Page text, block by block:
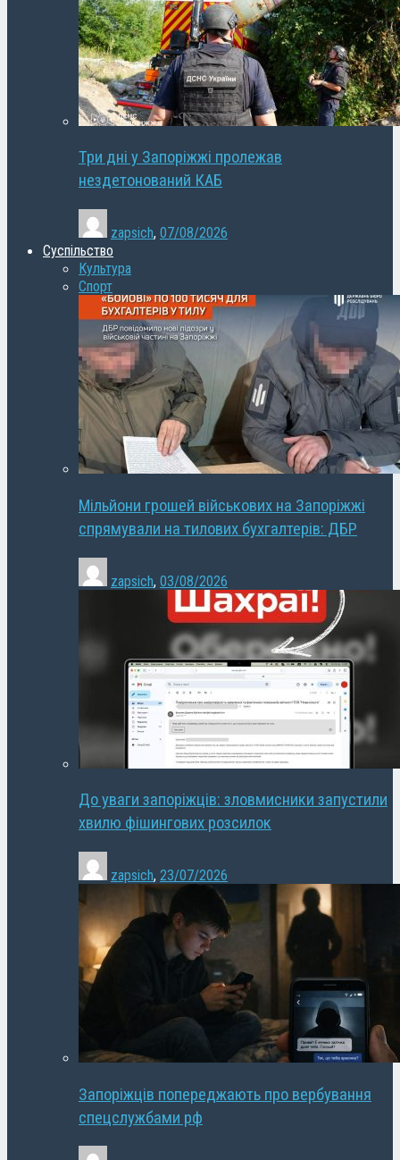
Три дні у Запоріжжі пролежав
нездетонований КАБ
zapsich, 07/08/2026
Суспільство
Культура
Спорт
Мільйони грошей військових на Запоріжжі
спрямували на тилових бухгалтерів: ДБР
zapsich, 03/08/2026
До уваги запоріжців: зловмисники запустили
хвилю фішингових розсилок
zapsich, 23/07/2026
Запоріжців попереджають про вербування
спецслужбами рф